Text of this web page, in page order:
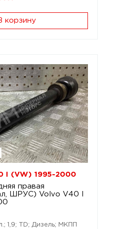
корзину
I (VW) 1995-2000
правая
ШРУС) Volvo V40 I
1,9; TD; Дизель; МКПП